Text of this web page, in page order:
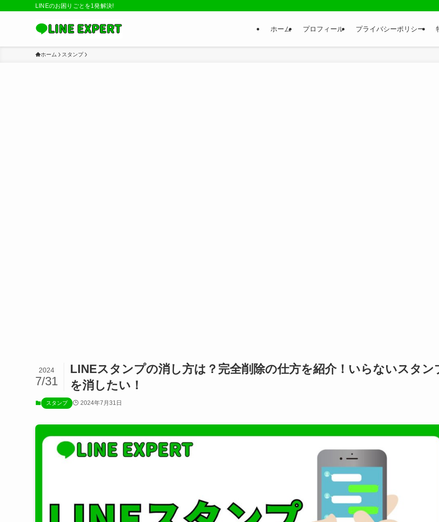
LINEのお困りごとを1発解決!
ホーム プロフィール プライバシーポリシー
ホーム スタンプ
LINEスタンプの消し方は？完全削除の仕方を紹介！いらないスタン
を消したい！
2024
7/31
スタンプ 2024年7月31日